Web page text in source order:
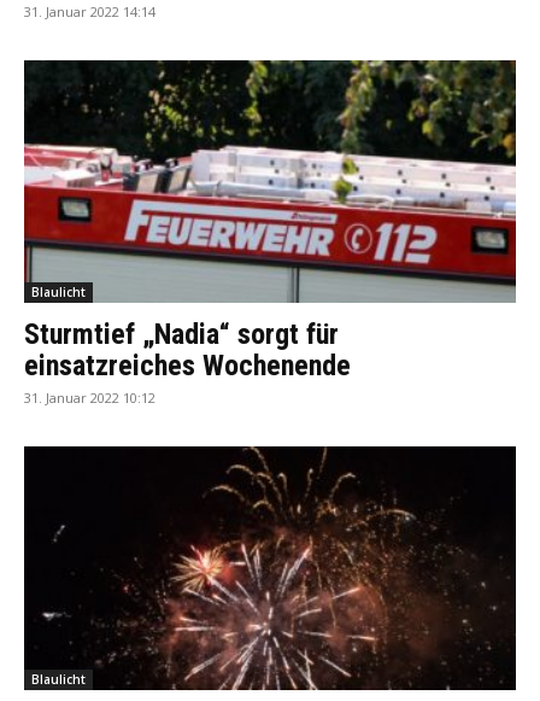
31. Januar 2022 14:14
Blaulicht
Sturmtief „Nadia“ sorgt für
einsatzreiches Wochenende
31. Januar 2022 10:12
Blaulicht